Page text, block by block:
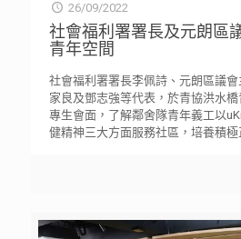
26/09/2022
社會福利署署長及元朗區
青年空間
社會福利署署長李佩詩、元朗區議
家良及鄧志強等代表，於青協洪水
專生會面，了解鄰舍隊青年義工以
健精神三大方面服務社區，培養積極